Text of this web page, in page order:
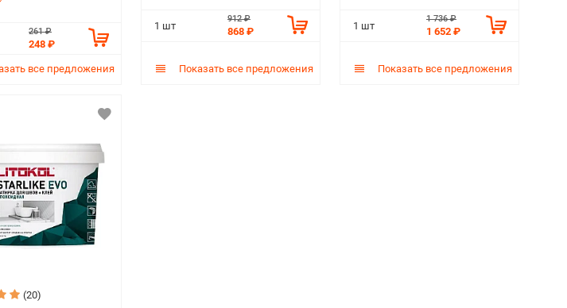
261 ₽
248 ₽
все предложения
1 шт
912 ₽
868 ₽
Показать все предложения
1 шт
1 736 ₽
1 652 ₽
Показать все предложения
(20)